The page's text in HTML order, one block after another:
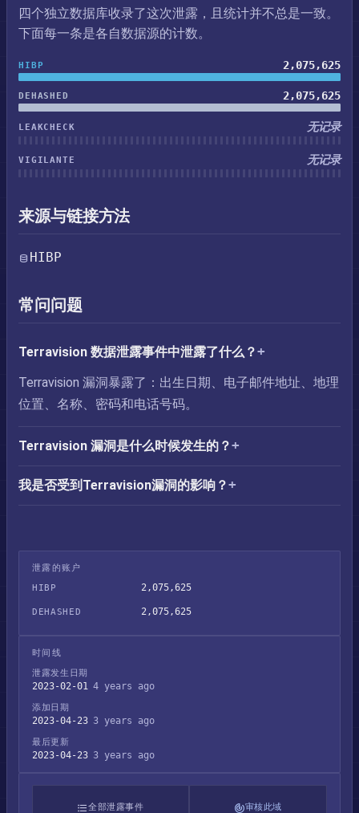
四个独立数据库收录了这次泄露，且统计并不总是一致。
下面每一条是各自数据源的计数。
HIBP 2,075,625
DEHASHED 2,075,625
LEAKCHECK 无记录
VIGILANTE 无记录
来源与链接方法
HIBP
常问问题
Terravision 数据泄露事件中泄露了什么？
Terravision 漏洞暴露了：出生日期、电子邮件地址、地理
位置、名称、密码和电话号码。
Terravision 漏洞是什么时候发生的？
我是否受到Terravision漏洞的影响？
泄露的账户
HIBP
2,075,625
DEHASHED 2,075,625
时间线
泄露发生日期
2023-02-01 4 years ago
添加日期
2023-04-23 3 years ago
最后更新
2023-04-23 3 years ago
全部泄露事件 审核此域